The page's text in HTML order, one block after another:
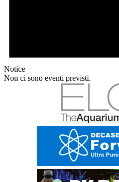
Notice
Non ci sono eventi previsti.